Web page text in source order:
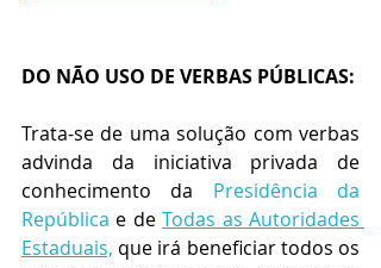
DO NÃO USO DE VERBAS PÚBLICAS:
Trata-se de uma solução com verbas
advinda da iniciativa privada de
conhecimento da Presidência da
República e de Todas as Autoridades
Estaduais, que irá beneficiar todos os